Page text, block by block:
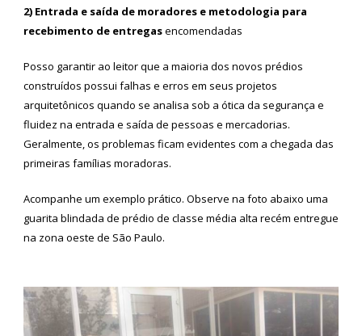
2) Entrada e saída de moradores e metodologia para
recebimento de entregasencomendadas
Posso garantir ao leitor que a maioria dos novos prédios
construídos possui falhas e erros em seus projetos
arquitetônicos quando se analisa sob a ótica da segurança e
fluidez na entrada e saída de pessoas e mercadorias.
Geralmente, os problemas ficam evidentes com a chegada das
primeiras famílias moradoras.
Acompanhe um exemplo prático. Observe na foto abaixo uma
guarita blindada de prédio de classe média alta recém entregue
na zona oeste de São Paulo.